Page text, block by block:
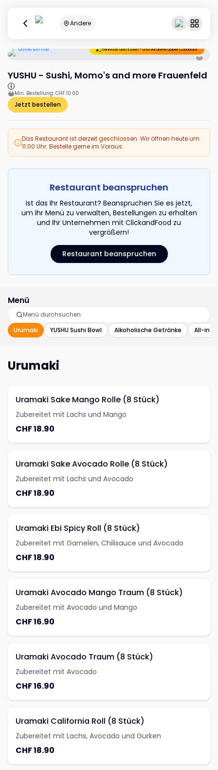
Andere
Öffnet um 11:00 Geniesse dein Essen – und verdiene dabei Cashback.
YUSHU - Sushi, Momo's and more Frauenfeld
Min. Bestellung: CHF 10.00
Jetzt bestellen
Das Restaurant ist derzeit geschlossen. Wir öffnen heute um
11:00 Uhr. Bestelle gerne im Voraus.
Restaurant beanspruchen
Ist das Ihr Restaurant? Beanspruchen Sie es jetzt,
um Ihr Menü zu verwalten, Bestellungen zu erhalten
und Ihr Unternehmen mit ClickandFood zu
vergrößern!
Restaurant beanspruchen
Menü
Urumaki YUSHU Sushi Bowl Alkoholische Getränke All-in-
Urumaki
Uramaki Sake Mango Rolle (8 Stück)
Zubereitet mit Lachs und Mango
CHF 18.90
Uramaki Sake Avocado Rolle (8 Stück)
Zubereitet mit Lachs und Avocado
CHF 18.90
Uramaki Ebi Spicy Roll (8 Stück)
Zubereitet mit Garnelen, Chilisauce und Avocado
CHF 18.90
Uramaki Avocado Mango Traum (8 Stück)
Zubereitet mit Avocado und Mango
CHF 16.90
Uramaki Avocado Traum (8 Stück)
Zubereitet mit Avocado
CHF 16.90
Uramaki California Roll (8 Stück)
Zubereitet mit Lachs, Avocado und Gurken
CHF 18.90